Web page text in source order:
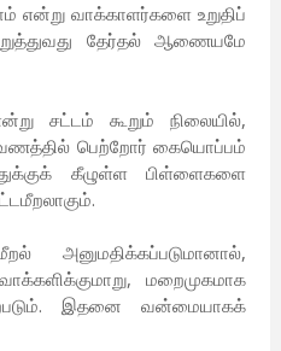
என்று வாக்காளர்களை உறுதிப்
தேர்தல் ஆணையமே
சட்டம் கூறும் நிலையில்,
பெற்றோர் கையொப்பம்
கீழுள்ள பிள்ளைகளை
அனுமதிக்கப்படுமானால்,
மறைமுகமாக
இதனை வன்மையாகக்